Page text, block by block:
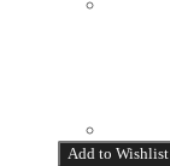
Add to Wishlist